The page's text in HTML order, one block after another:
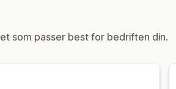
som passer best for bedriften din.